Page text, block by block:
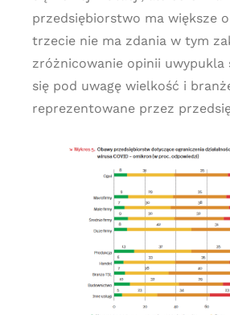
przedsiębiorstwo ma większe
trzecie nie ma zdania w tym
zróżnicowanie opinii uwypukla
się pod uwagę wielkość i
reprezentowane przez